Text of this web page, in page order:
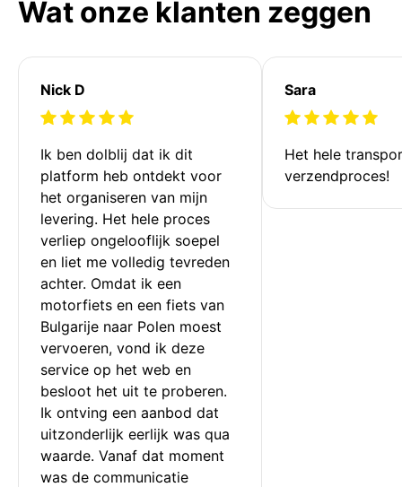
Wat onze klanten zeggen
Nick D
Ik ben dolblij dat ik dit
platform heb ontdekt voor
het organiseren van mijn
levering. Het hele proces
verliep ongelooflijk soepel
en liet me volledig tevreden
achter. Omdat ik een
motorfiets en een fiets van
Bulgarije naar Polen moest
vervoeren, vond ik deze
service op het web en
besloot het uit te proberen.
Ik ontving een aanbod dat
uitzonderlijk eerlijk was qua
waarde. Vanaf dat moment
was de communicatie
Sara
Het hele
verzendproces!